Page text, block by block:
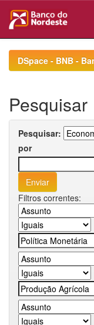
navigationDSpace - BNB -
Pesquisar
Pesquisar:
por
Filtros correntes: